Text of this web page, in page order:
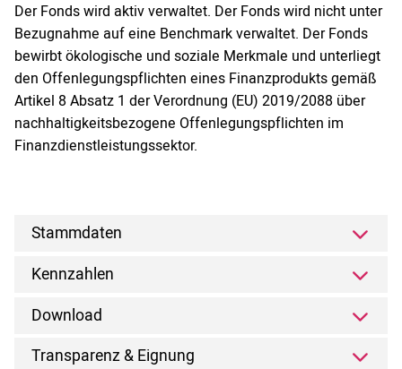
Der Fonds wird aktiv verwaltet. Der Fonds wird nicht unter
Bezugnahme auf eine Benchmark verwaltet. Der Fonds
bewirbt ökologische und soziale Merkmale und unterliegt
den Offenlegungspflichten eines Finanzprodukts gemäß
Artikel 8 Absatz 1 der Verordnung (EU) 2019/2088 über
nachhaltigkeitsbezogene Offenlegungspflichten im
Finanzdienstleistungssektor.
Stammdaten
Kennzahlen
Download
Transparenz & Eignung